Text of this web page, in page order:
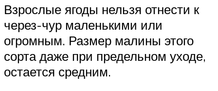
Взрослые ягоды нельзя отнести к
через-чур маленькими или
огромным. Размер малины этого
сорта даже при предельном уходе,
остается средним.